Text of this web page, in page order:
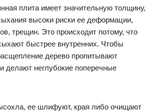
плита имеет значительную толщину,
высоки риски ее деформации,
трещин. Это происходит потому, что
быстрее внутренних. Чтобы
дерево пропитывают
делают неглубокие поперечные
ее шлифуют, края либо очищают